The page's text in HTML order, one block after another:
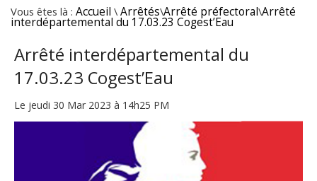
Vous êtes là : Accueil \ Arrêtés\Arrêté préfectoral\Arrêté
interdépartemental du 17.03.23 Cogest’Eau
Arrêté interdépartemental du
17.03.23 Cogest’Eau
Le jeudi 30 Mar 2023 à 14h25 PM